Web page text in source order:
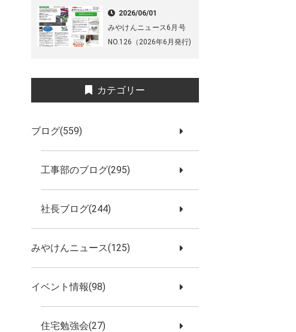
2026/06/01
みやけんニュース6月号
NO.126（2026年6月発行)
カテゴリー
ブログ(559)
工事部のブログ(295)
社長ブログ(244)
みやけんニュース(125)
イベント情報(98)
住宅勉強会(27)